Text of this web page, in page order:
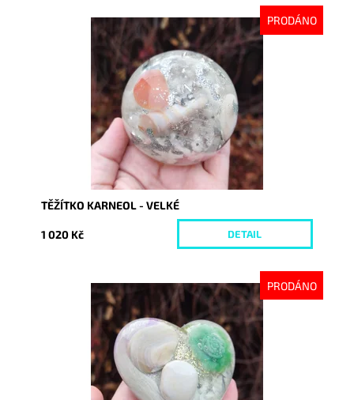
PRODÁNO
Vyprodáno
9268
TĚŽÍTKO KARNEOL - VELKÉ
1 020 Kč DETAIL
PRODÁNO
Dostupnost:
Vyprodáno
9269